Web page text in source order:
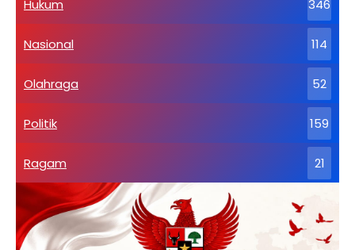
Hukum 346
Nasional 114
Olahraga 52
Politik 159
Ragam 21